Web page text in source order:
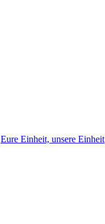
Eure Einheit, unsere Einheit